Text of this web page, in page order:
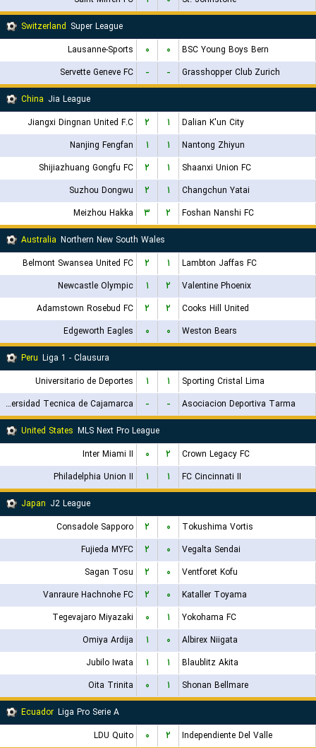
Switzerland Super League
Lausanne-Sports
۰ ۰
BSC Young Boys Bern
Servette Geneve FC
- -
Grasshopper Club Zurich
China Jia League
Jiangxi Dingnan United F.C
۲ ۱
Dalian K'un City
Nanjing Fengfan
۱ ۱
Nantong Zhiyun
Shijiazhuang Gongfu FC
۲ ۱
Shaanxi Union FC
Suzhou Dongwu
۲ ۱
Changchun Yatai
Meizhou Hakka
۳ ۲
Foshan Nanshi FC
Australia Northern New South Wales
Belmont Swansea United FC
۲ ۱
Lambton Jaffas FC
Newcastle Olympic
۱ ۲
Valentine Phoenix
Adamstown Rosebud FC
۲ ۲
Cooks Hill United
Edgeworth Eagles
۰ ۰
Weston Bears
Peru Liga 1 - Clausura
Universitario de Deportes
۱ ۱
Sporting Cristal Lima
Universidad Tecnica de Cajamarca
- -
Asociacion Deportiva Tarma
United States MLS Next Pro League
Inter Miami II
۰ ۲
Crown Legacy FC
Philadelphia Union II
۱ ۱
FC Cincinnati II
Japan J2 League
Consadole Sapporo
۲ ۰
Tokushima Vortis
Fujieda MYFC
۲ ۰
Vegalta Sendai
Sagan Tosu
۲ ۰
Ventforet Kofu
Vanraure Hachnohe FC
۲ ۰
Kataller Toyama
Tegevajaro Miyazaki
۰ ۱
Yokohama FC
Omiya Ardija
۱ ۰
Albirex Niigata
Jubilo Iwata
۱ ۱
Blaublitz Akita
Oita Trinita
۰ ۱
Shonan Bellmare
Ecuador Liga Pro Serie A
LDU Quito
۰ ۲ Independiente Del Valle